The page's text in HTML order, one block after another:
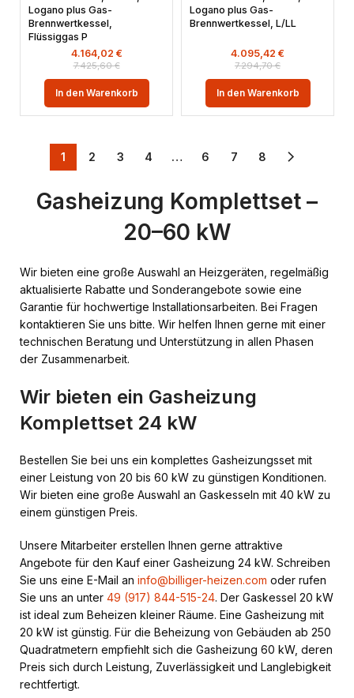
Logano plus Gas-
Brennwertkessel,
Flüssiggas P
7.425,60€
4.164,02 €
In den Warenkorb
Logano plus Gas-
Brennwertkessel, L/LL
7.294,70€
4.095,42 €
In den Warenkorb
1 2 3 4 … 6 7 8
Gasheizung Komplettset –
20–60 kW
Wir bieten eine große Auswahl an Heizgeräten, regelmäßig
aktualisierte Rabatte und Sonderangebote sowie eine
Garantie für hochwertige Installationsarbeiten. Bei Fragen
kontaktieren Sie uns bitte. Wir helfen Ihnen gerne mit einer
technischen Beratung und Unterstützung in allen Phasen
der Zusammenarbeit.
Wir bieten ein Gasheizung
Komplettset 24 kW
Bestellen Sie bei uns ein komplettes Gasheizungsset mit
einer Leistung von 20 bis 60 kW zu günstigen Konditionen.
Wir bieten eine große Auswahl an Gaskesseln mit 40 kW zu
einem günstigen Preis.
Unsere Mitarbeiter erstellen Ihnen gerne attraktive
Angebote für den Kauf einer Gasheizung 24 kW. Schreiben
Sie uns eine E-Mail an info@billiger-heizen.com oder rufen
Sie uns an unter 49 (917) 844-515-24. Der Gaskessel 20 kW
ist ideal zum Beheizen kleiner Räume. Eine Gasheizung mit
20 kW ist günstig. Für die Beheizung von Gebäuden ab 250
Quadratmetern empfiehlt sich die Gasheizung 60 kW, deren
Preis sich durch Leistung, Zuverlässigkeit und Langlebigkeit
rechtfertigt.